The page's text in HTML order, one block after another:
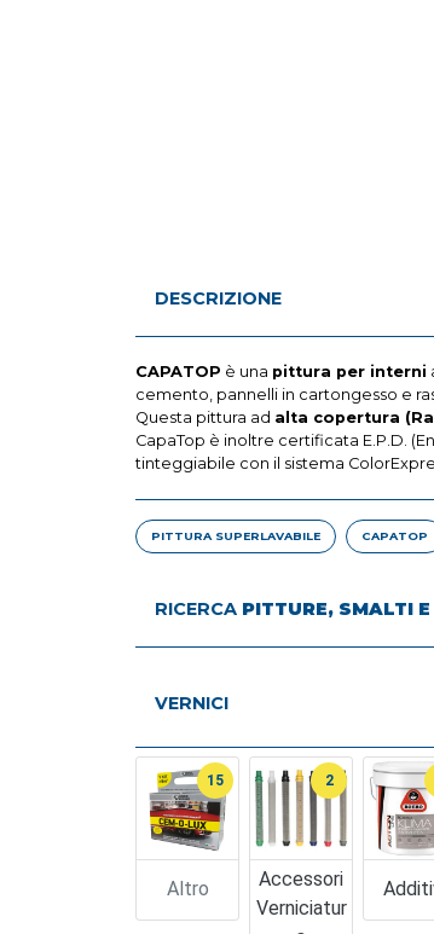
DESCRIZIONE
CAPATOP è una pittura per interni
cemento, pannelli in cartongesso e
Questa pittura ad alta copertura
CapaTop è inoltre certificata E.P.D.
tinteggiabile con il sistema
PITTURA SUPERLAVABILE CAPATOP
RICERCA PITTURE, SMALTI
VERNICI
Altro
15
Accessori
Verniciatur
2